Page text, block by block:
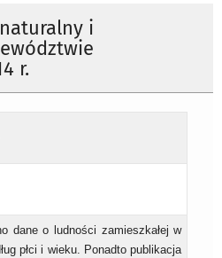
i
r.
dane o ludności zamieszkałej w
płci i wieku. Ponadto publikacja